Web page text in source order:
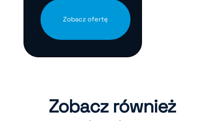
Zobacz ofertę
Zobacz również